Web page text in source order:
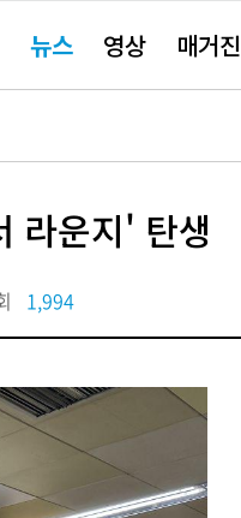
요뉴스 영상 매거진
라운지' 탄생
1,994